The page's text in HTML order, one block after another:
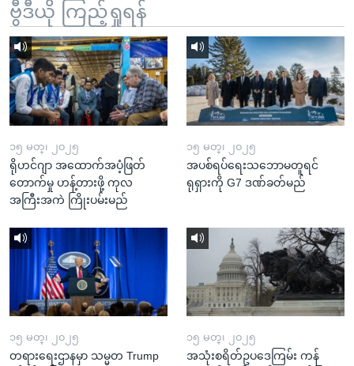
ဗွီဒီယို ကြည့်ရှုရန်
၁၅ မတ္၊ ၂၀၂၅
ရိုဟင်ဂျာ အထောက်အပံ့ဖြတ်
တောက်မှု ဟန့်တားဖို့ ကုလ
အကြီးအကဲ ကြိုးပမ်းမည်
၁၅ မတ္၊ ၂၀၂၅
အပစ်ရပ်ရေးသဘောမတူရင်
ရုရှားကို G7 ဒဏ်ခတ်မည်
၁၅ မတ္၊ ၂၀၂၅
တရားရေးဌာနမှာ သမ္မတ Trump
၁၅ မတ္၊ ၂၀၂၅
အသုံးစရိတ်ဥပဒေကြမ်း ကန်